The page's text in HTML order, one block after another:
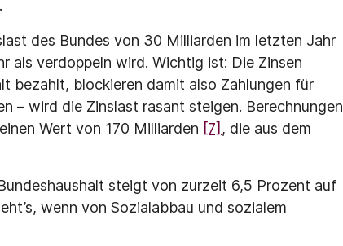
des Bundes von 30 Milliarden im letzten Jahr
als verdoppeln wird. Wichtig ist: Die Zinsen
bezahlt, blockieren damit also Zahlungen für
– wird die Zinslast rasant steigen. Berechnungen
Wert von 170 Milliarden [7] , die aus dem
steigt von zurzeit 6,5 Prozent auf
wenn von Sozialabbau und sozialem